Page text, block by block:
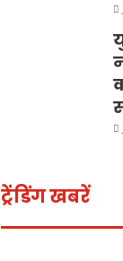
ट्रेंडिंग खबरें